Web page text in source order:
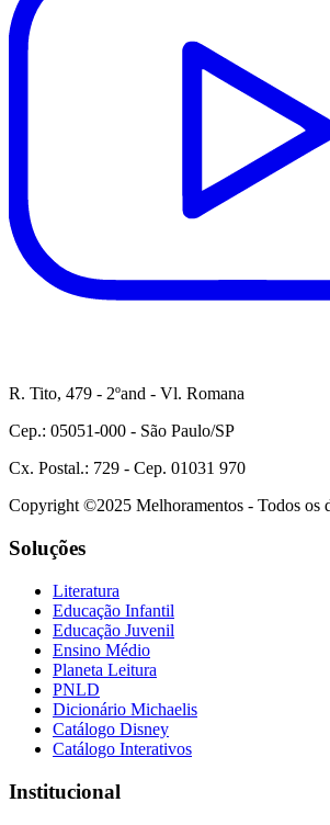
R. Tito, 479 - 2ºand - Vl. Romana
Cep.: 05051-000 - São Paulo/SP
Cx. Postal.: 729 - Cep. 01031 970
Copyright ©2025 Melhoramentos - Todos os
Soluções
Literatura
Educação Infantil
Educação Juvenil
Ensino Médio
Planeta Leitura
PNLD
Dicionário Michaelis
Catálogo Disney
Catálogo Interativos
Institucional